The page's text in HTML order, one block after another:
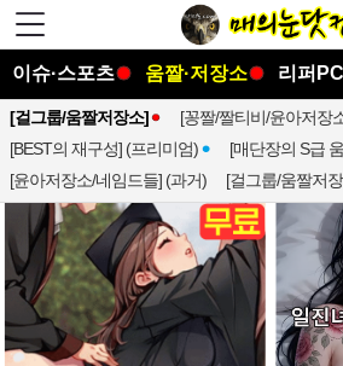
이슈·스포츠 움짤·저장소 리퍼
[걸그룹/움짤저장소]
[꽁짤/짤티비/윤아저장
[BEST의 재구성] (프리미엄)
[매단장의 S급
[윤아저장소/네임드들] (과거)
[걸그룹/움짤저